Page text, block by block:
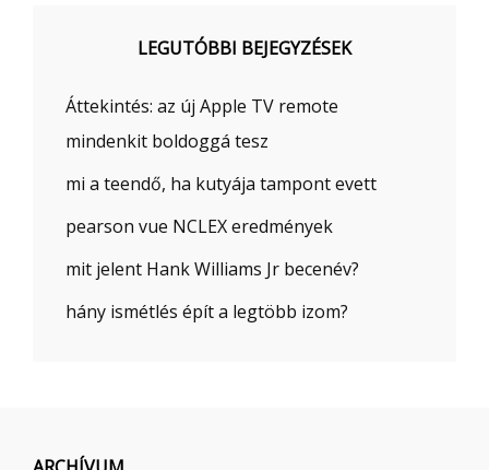
LEGUTÓBBI BEJEGYZÉSEK
Áttekintés: az új Apple TV remote
mindenkit boldoggá tesz
mi a teendő, ha kutyája tampont evett
pearson vue NCLEX eredmények
mit jelent Hank Williams Jr becenév?
hány ismétlés épít a legtöbb izom?